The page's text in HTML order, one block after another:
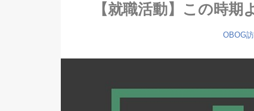
【就職活動】この時
OBOG